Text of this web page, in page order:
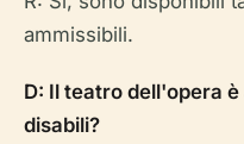
ammissibili.
D: Il teatro dell'opera
disabili?